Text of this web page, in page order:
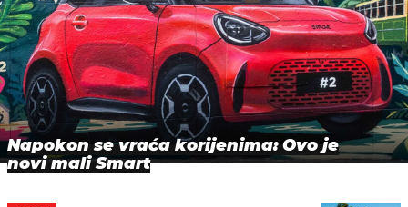
Napokon se vraća korijenima: Ovo je
novi mali Smart